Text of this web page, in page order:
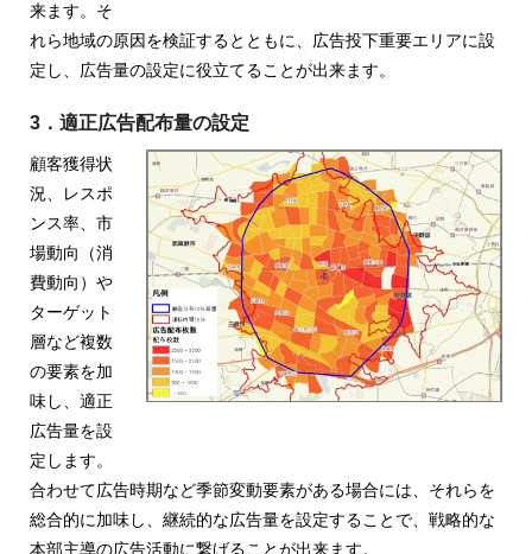
ャ
パ
来ます。そ
れら地域の原因を検証するとともに、広告投下重要エリアに設
定し、広告量の設定に役立てることが出来ます。
3．適正広告配布量の設定
顧客獲得状
況、レスポ
ンス率、市
場動向（消
費動向）や
ターゲット
層など複数
の要素を加
味し、適正
広告量を設
定します。
合わせて広告時期など季節変動要素がある場合には、それらを
総合的に加味し、継続的な広告量を設定することで、戦略的な
本部主導の広告活動に繋げることが出来ます。